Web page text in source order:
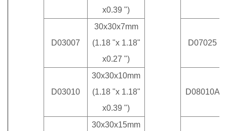
x0.39 ")
D03007
30x30x7mm
(1.18 "x 1.18"
x0.27 ")
D07025
D03010
30x30x10mm
(1.18 "x 1.18"
x0.39 ")
D08010A
30x30x15mm